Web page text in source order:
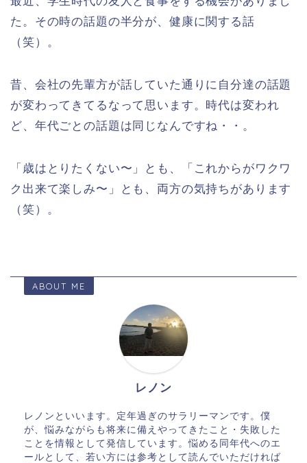
た。その時の話題の半分が、健康に関する話
（笑）。
昔、会社の先輩方が話していた通りに自分達の話題
が変わってきてるなって思います。時代は変われ
ど、年代ごとの話題は同じなんですね・・。
「歳はとりたくない〜」とも、「これからがワクワ
ク出来て楽しみ〜」とも、両方の気持ちがあります
（笑）。
ABOUT ME
レノン
レノンといいます。定年過ぎのサラリーマンです。僕
が、悩みながらも将来に備えやってきたこと・失敗した
ことを情報として発信しています。悩める同年代へのエ
ールとして、若い方には参考として読んでいただければ